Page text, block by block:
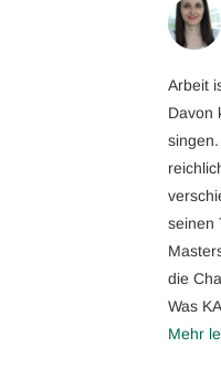
Arbeit
Davon
seinen
die
Was
Mehr